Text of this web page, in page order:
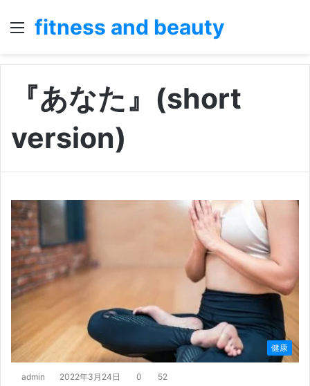
Menu
fitness and beauty
『あなた』(short
version)
健康
admin 2022年3月24日 0 52